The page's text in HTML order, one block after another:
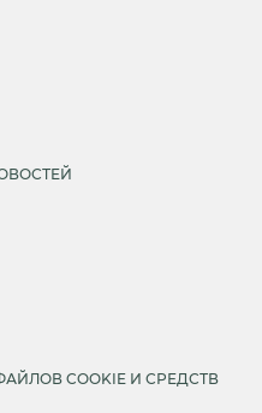
COOKIE И СРЕДСТВ